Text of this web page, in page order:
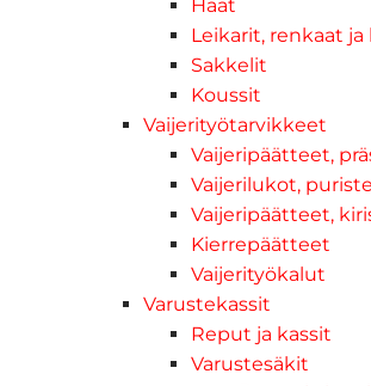
Haat
Leikarit, renkaat
Sakkelit
Koussit
Vaijerityötarvikkeet
Vaijeripäätteet,
Vaijerilukot,
Vaijeripäätteet,
Kierrepäätteet
Vaijerityökalut
Varustekassit
Reput ja kassit
Varustesäkit